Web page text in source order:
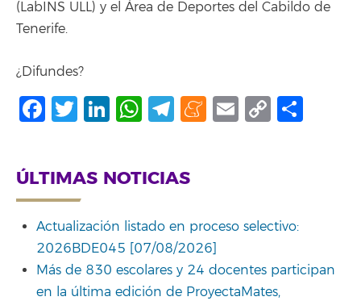
(LabINS ULL) y el Área de Deportes del Cabildo de
Tenerife.
¿Difundes?
Facebook
Twitter
LinkedIn
WhatsApp
Telegram
Meneame
Email
Copy
ÚLTIMAS NOTICIAS
Actualización listado en proceso selectivo:
2026BDE045 [07/08/2026]
Más de 830 escolares y 24 docentes participan
en la última edición de ProyectaMates,